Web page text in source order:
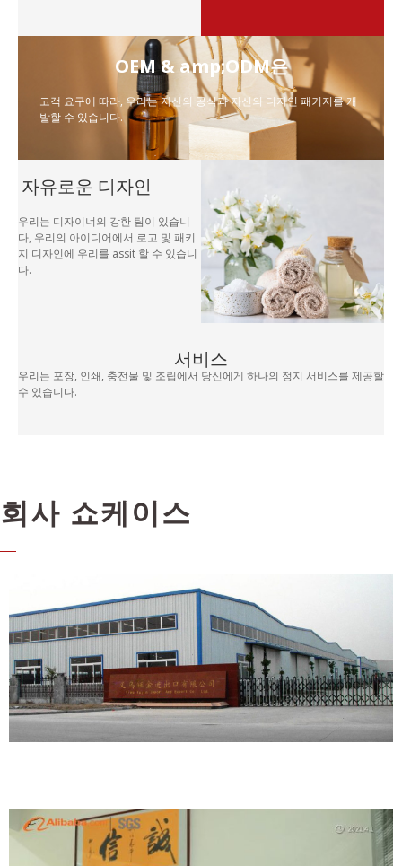
OEM & amp;ODM은
고객 요구에 따라, 우리는 자신의 공식과 자신의 디자인 패키지를 개
발할 수 있습니다.
자유로운 디자인
우리는 디자이너의 강한 팀이 있습니
다, 우리의 아이디어에서 로고 및 패키
지 디자인에 우리를 assit 할 수 있습니
다.
서비스
우리는 포장, 인쇄, 충전물 및 조립에서 당신에게 하나의 정지 서비스를 제공할
수 있습니다.
회사 쇼케이스